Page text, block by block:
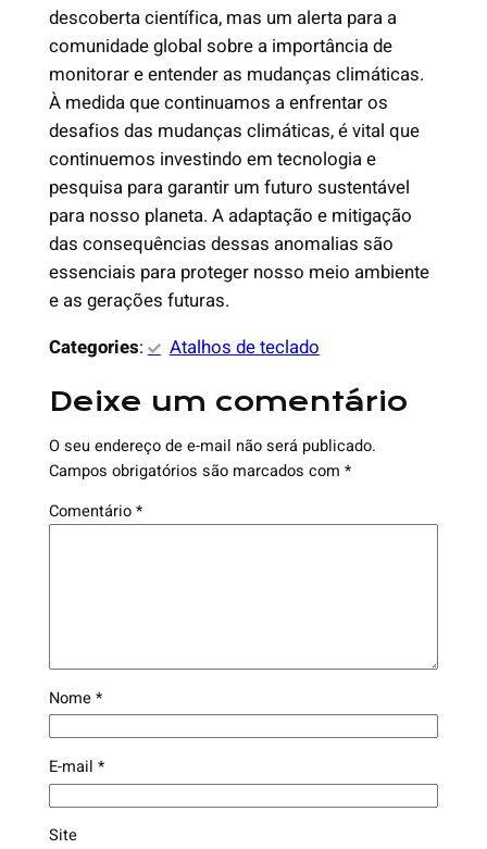
descoberta científica, mas um alerta para a
comunidade global sobre a importância de
monitorar e entender as mudanças climáticas.
À medida que continuamos a enfrentar os
desafios das mudanças climáticas, é vital que
continuemos investindo em tecnologia e
pesquisa para garantir um futuro sustentável
para nosso planeta. A adaptação e mitigação
das consequências dessas anomalias são
essenciais para proteger nosso meio ambiente
e as gerações futuras.
Categories: Atalhos de teclado
Deixe um comentário
O seu endereço de e-mail não será publicado.
Campos obrigatórios são marcados com *
Comentário*
Nome*
E-mail *
Site